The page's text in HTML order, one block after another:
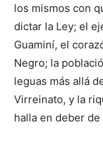
los mismos con
dictar la Ley; el
Guaminí, el
Negro; la
leguas más allá
Virreinato, y la
halla en deber